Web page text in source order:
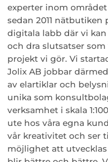
experter inom
sedan 2011 nätbutiken
digitala labb där vi
och dra slutsatser
projekt vi gör. Vi
Jolix AB jobbar
av elartiklar och
unika som
verksamhet i skala
ute hos våra egna
vår kreativitet och ser
möjlighet att